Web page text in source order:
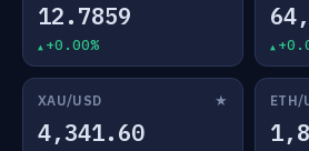
12.7859
+0.00%
XAU/USD ★
4,341.60
ETH/